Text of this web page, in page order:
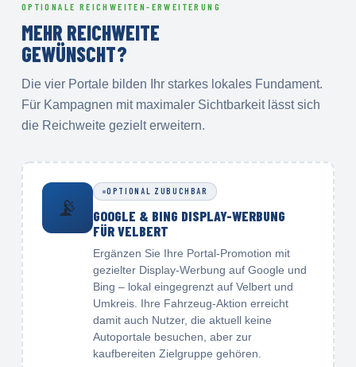
OPTIONALE REICHWEITEN-ERWEITERUNG
MEHR REICHWEITE
GEWÜNSCHT?
Die vier Portale bilden Ihr starkes lokales Fundament.
Für Kampagnen mit maximaler Sichtbarkeit lässt sich
die Reichweite gezielt erweitern.
📡
OPTIONAL ZUBUCHBAR
GOOGLE & BING DISPLAY-WERBUNG
FÜR VELBERT
Ergänzen Sie Ihre Portal-Promotion mit
gezielter Display-Werbung auf Google und
Bing – lokal eingegrenzt auf Velbert und
Umkreis. Ihre Fahrzeug-Aktion erreicht
damit auch Nutzer, die aktuell keine
Autoportale besuchen, aber zur
kaufbereiten Zielgruppe gehören.